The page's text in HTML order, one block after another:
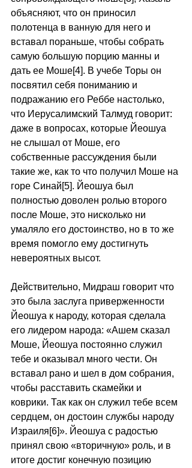
объясняют, что он приносил
полотенца в ванную для него и
вставал пораньше, чтобы собрать
самую большую порцию манны и
дать ее Моше[4]. В учебе Торы он
посвятил себя пониманию и
подражанию его Реббе настолько,
что Иерусалимский Талмуд говорит:
даже в вопросах, которые Йеошуа
не слышал от Моше, его
собственные рассуждения были
такие же, как то что получил Моше на
горе Синай[5]. Йеошуа был
полностью доволен ролью второго
после Моше, это нисколько ни
умаляло его достоинство, но в то же
время помогло ему достигнуть
невероятных высот.
Действительно, Мидраш говорит что
это была заслуга приверженности
Йеошуа к народу, которая сделала
его лидером народа: «Ашем сказал
Моше, Йеошуа постоянно служил
тебе и оказывал много чести. Он
вставал рано и шел в дом собрания,
чтобы расставить скамейки и
коврики. Так как он служил тебе всем
сердцем, он достоин службы народу
Израиля[6]». Йеошуа с радостью
принял свою «вторичную» роль, и в
итоге достиг конечную позицию